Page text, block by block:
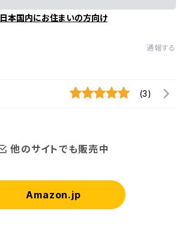
日本国内にお住まいの方向け
通報する
(3)
他のサイトでも販売中
Amazon.jp